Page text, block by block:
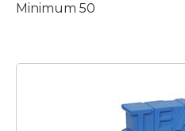
Minimum 50